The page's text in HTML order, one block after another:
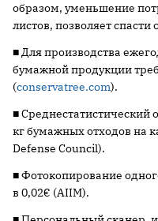
образом, уменьшение
листов, позволяет
■ Для производства
бумажной продукции
(conservatree.com).
■ Среднестатистический
кг бумажных отходов на
Defense Council).
■ Фотокопирование
в 0,02€ (AIIM).